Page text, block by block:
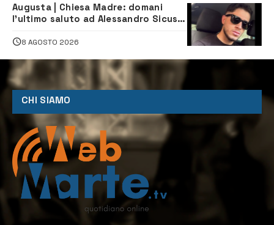
Augusta | Chiesa Madre: domani
l’ultimo saluto ad Alessandro Sicuso,
8 AGOSTO 2026
CHI SIAMO